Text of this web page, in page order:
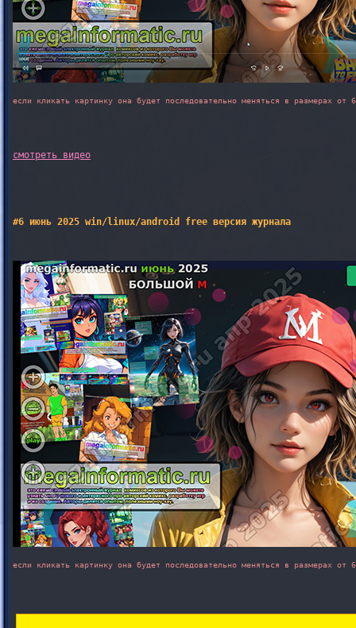
если кликать картинку она будет последовательно меняться в размерах от
смотреть видео
#6 июнь 2025 win/linux/android free версия журнала
если кликать картинку она будет последовательно меняться в размерах от